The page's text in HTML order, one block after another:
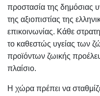
προστασία της δημόσιας
της αξιοπιστίας της
επικοινωνίας. Κάθε
το καθεστώς υγείας των
προϊόντων ζωικής
πλαίσιο.
Η χώρα πρέπει να